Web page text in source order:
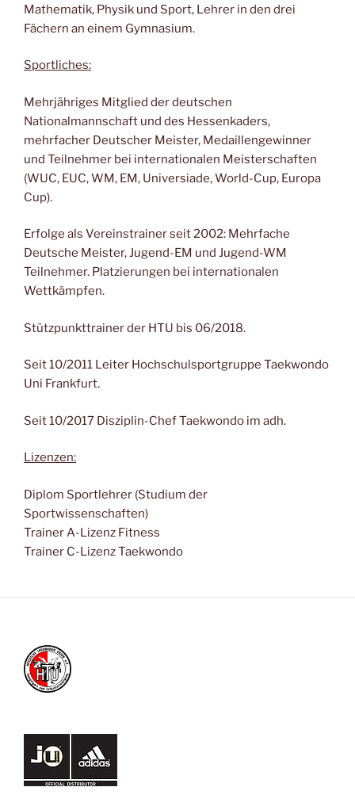
Mathematik, Physik und Sport, Lehrer in den drei
Fächern an einem Gymnasium.
Sportliches:
Mehrjähriges Mitglied der deutschen
Nationalmannschaft und des Hessenkaders,
mehrfacher Deutscher Meister, Medaillengewinner
und Teilnehmer bei internationalen Meisterschaften
(WUC, EUC, WM, EM, Universiade, World-Cup, Europa
Cup).
Erfolge als Vereinstrainer seit 2002: Mehrfache
Deutsche Meister, Jugend-EM und Jugend-WM
Teilnehmer. Platzierungen bei internationalen
Wettkämpfen.
Stützpunkttrainer der HTU bis 06/2018.
Seit 10/2011 Leiter Hochschulsportgruppe Taekwondo
Uni Frankfurt.
Seit 10/2017 Disziplin-Chef Taekwondo im adh.
Lizenzen:
Diplom Sportlehrer (Studium der
Sportwissenschaften)
Trainer A-Lizenz Fitness
Trainer C-Lizenz Taekwondo